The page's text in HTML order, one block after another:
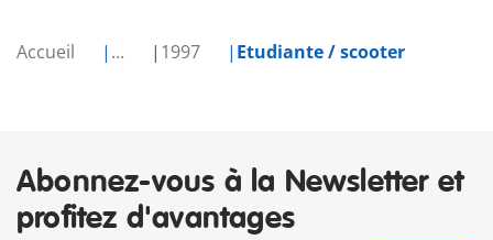
Accueil ... 1997 Etudiante / scooter
Abonnez-vous à la Newsletter et
profitez d'avantages